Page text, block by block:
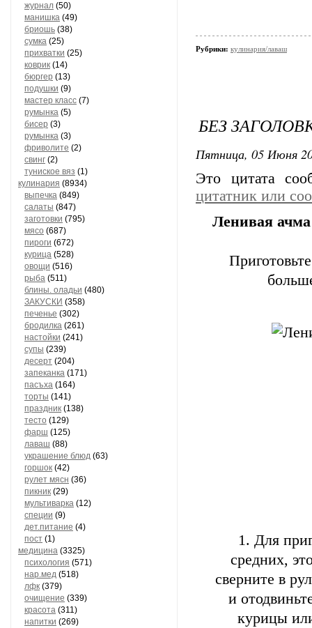
журнал (50)
манишка (49)
бриошь (38)
сумка (25)
прихватки (25)
коврик (14)
бюргер (13)
подушки (9)
мастер класс (7)
румынка (5)
бисер (3)
румынка (3)
фриволите (2)
свинг (2)
туниское вяз (1)
кулинария (8934)
выпечка (849)
салаты (847)
заготовки (795)
мясо (687)
пироги (672)
курица (528)
овощи (516)
рыба (511)
блины. оладьи (480)
ЗАКУСКИ (358)
печенье (302)
бродилка (261)
настойки (241)
супы (239)
десерт (204)
запеканка (171)
пасъха (164)
торты (141)
праздник (138)
тесто (129)
фарш (125)
лаваш (88)
украшение блюд (63)
горшок (42)
рулет мясн (36)
пикник (29)
мультиварка (12)
специи (9)
дет.питание (4)
пост (1)
медицина (3325)
психология (571)
нар.мед (518)
лфк (379)
очищение (339)
красота (311)
напитки (269)
Рубрики: кулинария/лаваш
БЕЗ
Пятница, 05 Июня
Это цитата
цитатник или
Ленивая
Для
средних,
сверните в
и
курицы